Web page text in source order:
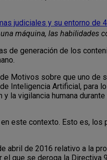
judiciales y su entorno de
máquina, las habilidades
de generación de los
Motivos sobre que uno de
Inteligencia Artificial, para
la vigilancia humana
este contexto. Esto es,
abril de 2016 relativo a la
que se deroga la Directiva